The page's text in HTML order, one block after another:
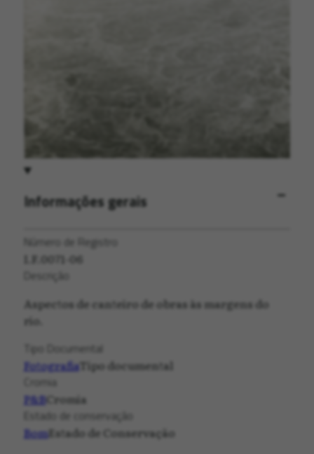
Informações gerais
Número de Registro
I.F.0071-06
Descrição
Aspectos de canteiro de obras às margens do
rio.
Tipo Documental
FotografiaTipo documental
Cromia
P&BCromia
Estado de conservação
BomEstado de Conservação